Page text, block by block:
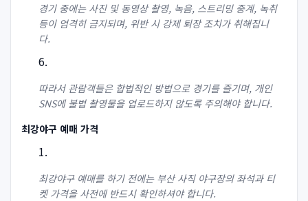
경기 중에는 사진 및 동영상 촬영, 녹음, 스트리밍 중계, 녹취
등이 엄격히 금지되며, 위반 시 강제 퇴장 조치가 취해집니
다.
따라서 관람객들은 합법적인 방법으로 경기를 즐기며, 개인
SNS에 불법 촬영물을 업로드하지 않도록 주의해야 합니다.
최강야구 예매 가격
최강야구 예매를 하기 전에는 부산 사직 야구장의 좌석과 티
켓 가격을 사전에 반드시 확인하셔야 합니다.